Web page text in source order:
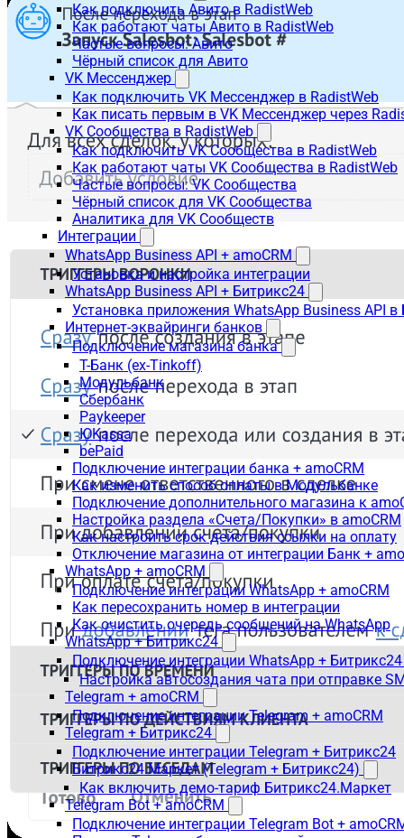
Как подключить Авито в RadistWeb
Как работают чаты Авито в RadistWeb
Частые вопросы: Авито
Чёрный список для Авито
VK Мессенджер
Как подключить VK Мессенджер в RadistWeb
Как писать первым в VK Мессенджер через
VK Сообщества в RadistWeb
Как подключить VK Сообщества в RadistWeb
Как работают чаты VK Сообщества в RadistWeb
Частые вопросы: VK Сообщества
Чёрный список для VK Сообщества
Аналитика для VK Сообществ
Интеграции
WhatsApp Business API + amoCRM
Установка и настройка интеграции
WhatsApp Business API + Битрикс24
Установка приложения WhatsApp Business API
Интернет-эквайринги банков
Подключение магазина банка
Т-Банк (ex-Tinkoff)
Модульбанк
Сбербанк
Paykeeper
ЮKassa
bePaid
Подключение интеграции банка + amoCRM
Как изменить способ оплаты в Модульбанке
Подключение дополнительного магазина к
Настройка раздела «Счета/Покупки» в amoCRM
Как настроить срок действия ссылки на оплату
Отключение магазина от интеграции Банк +
WhatsApp + amoCRM
Подключение интеграции WhatsApp + amoCRM
Как пересохранить номер в интеграции
Как очистить очередь сообщений на WhatsApp
WhatsApp + Битрикс24
Подключение интеграции WhatsApp + Битрикс24
Настройка автосоздания чата при отправке
Telegram + amoCRM
Подключение интеграции Telegram + amoCRM
Telegram + Битрикс24
Подключение интеграции Telegram + Битрикс24
Битрикс24.Маркет (Telegram + Битрикс24)
Как включить демо-тариф Битрикс24.Маркет
Telegram Bot + amoCRM
Подключение интеграции Telegram Bot +